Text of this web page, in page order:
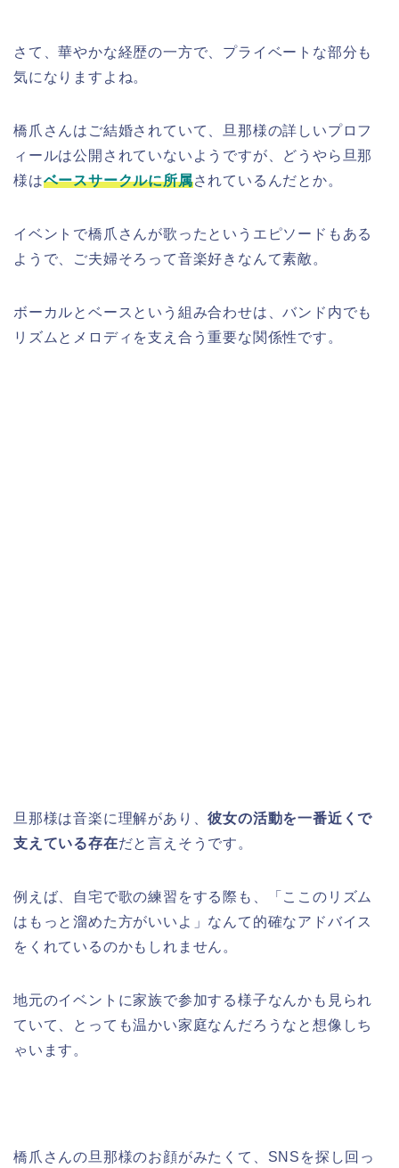
さて、華やかな経歴の一方で、プライベートな部分も
気になりますよね。
橋爪さんはご結婚されていて、旦那様の詳しいプロフ
ィールは公開されていないようですが、どうやら旦那
様はベースサークルに所属されているんだとか。
イベントで橋爪さんが歌ったというエピソードもある
ようで、ご夫婦そろって音楽好きなんて素敵。
ボーカルとベースという組み合わせは、バンド内でも
リズムとメロディを支え合う重要な関係性です。
旦那様は音楽に理解があり、彼女の活動を一番近くで
支えている存在だと言えそうです。
例えば、自宅で歌の練習をする際も、「ここのリズム
はもっと溜めた方がいいよ」なんて的確なアドバイス
をくれているのかもしれません。
地元のイベントに家族で参加する様子なんかも見られ
ていて、とっても温かい家庭なんだろうなと想像しち
ゃいます。
橋爪さんの旦那様のお顔がみたくて、SNSを探し回っ